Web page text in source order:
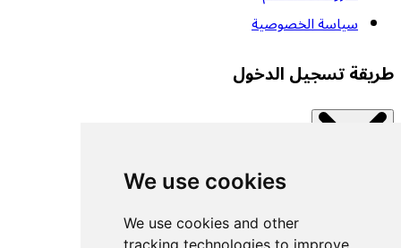
We use cookies
We use cookies and other
tracking technologies to improve
سياسة الخصوصية
طريقة تسجيل الدخول
اتصل بإحدى الخدمات المتاحة.